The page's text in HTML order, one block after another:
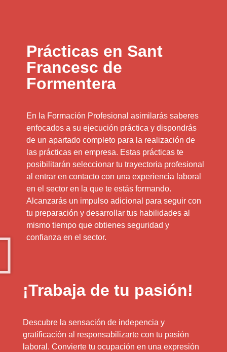
Prácticas en Sant
Francesc de
Formentera
En la Formación Profesional asimilarás saberes
enfocados a su ejecución práctica y dispondrás
de un apartado completo para la realización de
las prácticas en empresa. Estas prácticas te
posibilitarán seleccionar tu trayectoria profesional
al entrar en contacto con una experiencia laboral
en el sector en la que te estás formando.
Alcanzarás un impulso adicional para seguir con
tu preparación y desarrollar tus habilidades al
mismo tiempo que obtienes seguridad y
confianza en el sector.
¡Trabaja de tu pasión!
Descubre la sensación de indepencia y
gratificación al responsabilizarte con tu pasión
laboral. Convierte tu ocupación en una expresión